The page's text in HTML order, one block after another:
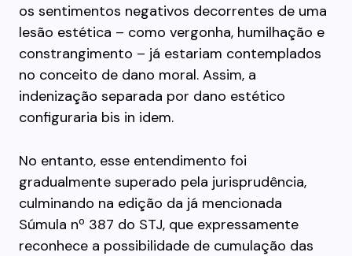
os sentimentos negativos decorrentes de uma
lesão estética – como vergonha, humilhação e
constrangimento – já estariam contemplados
no conceito de dano moral. Assim, a
indenização separada por dano estético
configuraria bis in idem.
No entanto, esse entendimento foi
gradualmente superado pela jurisprudência,
culminando na edição da já mencionada
Súmula nº 387 do STJ, que expressamente
reconhece a possibilidade de cumulação das